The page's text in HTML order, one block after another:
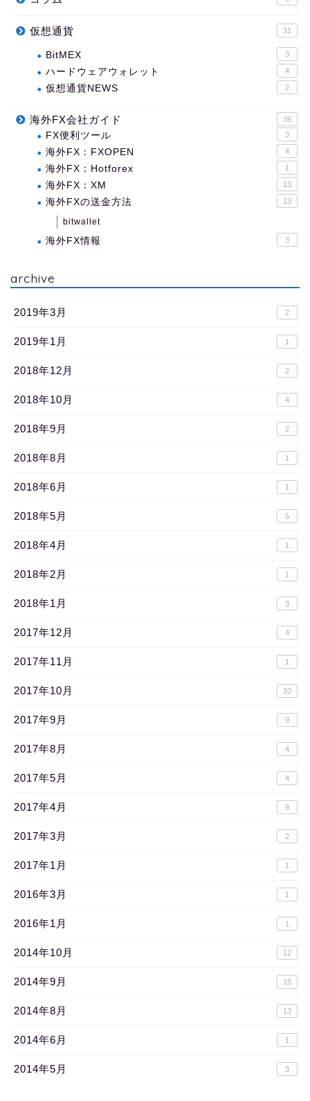
仮想通貨 31
BitMEX 3
ハードウェアウォレット 4
仮想通貨NEWS 2
海外FX会社ガイド 39
FX便利ツール 3
海外FX：FXOPEN 4
海外FX：Hotforex 1
海外FX：XM 13
海外FXの送金方法 13
bitwallet
海外FX情報 3
archive
2019年3月 2
2019年1月 1
2018年12月 2
2018年10月 4
2018年9月 2
2018年8月 1
2018年6月 1
2018年5月 5
2018年4月 1
2018年2月 1
2018年1月 3
2017年12月 4
2017年11月 1
2017年10月 10
2017年9月 9
2017年8月 4
2017年5月 4
2017年4月 9
2017年3月 2
2017年1月 1
2016年3月 1
2016年1月 1
2014年10月 12
2014年9月 15
2014年8月 13
2014年6月 1
2014年5月 3